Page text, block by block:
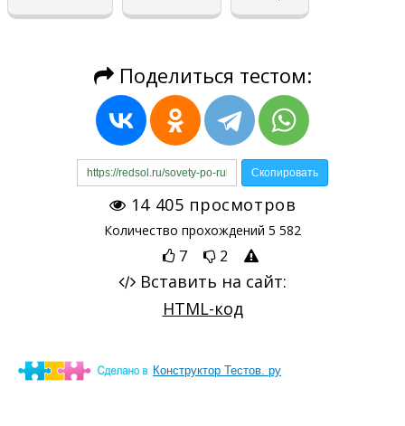
Конструктор Тестов. ру